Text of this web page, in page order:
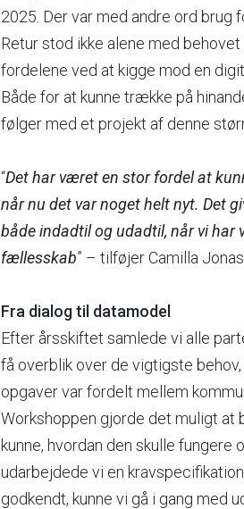
2025. Der var med andre ord brug
Retur stod ikke alene med
fordelene ved at kigge mod en
Både for at kunne trække på
følger med et projekt af denne
“Det har været en stor fordel at
når nu det var noget helt nyt. Det
både indadtil og udadtil, når vi
fællesskab” – tilføjer Camilla
Fra dialog til datamodel
Efter årsskiftet samlede vi alle
få overblik over de vigtigste
opgaver var fordelt mellem
Workshoppen gjorde det muligt at
kunne, hvordan den skulle
udarbejdede vi en
godkendt, kunne vi gå i gang med